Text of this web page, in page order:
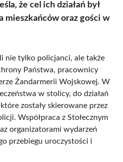
że cel ich działań był
mieszkańców oraz gości w
nie tylko policjanci, ale także
Państwa, pracownicy
Żandarmerii Wojskowej. W
w stolicy, do działań
zostały skierowane przez
Współpraca z Stołecznym
organizatorami wydarzeń
przebiegu uroczystości i